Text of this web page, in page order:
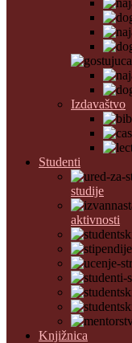
Izdavaštvo
Studenti
studije
aktivnosti
Knjižnica